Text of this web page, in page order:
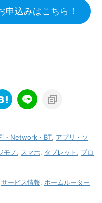
込みはこちら！
・Network・BT アプリ・ソ
モノ スマホ タブレット
プロ
サービス情報
ホームルーター